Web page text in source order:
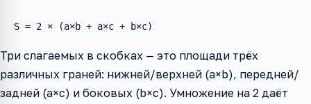
S = 2 × (a×b + a×c + b×c)
Три слагаемых в скобках — это площади трёх
различных граней: нижней/верхней (a×b), передней/
задней (a×c) и боковых (b×c). Умножение на 2 даёт